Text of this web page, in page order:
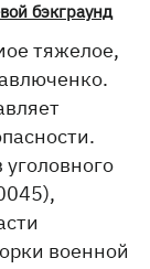
бэкграунд
тяжелое,
военной